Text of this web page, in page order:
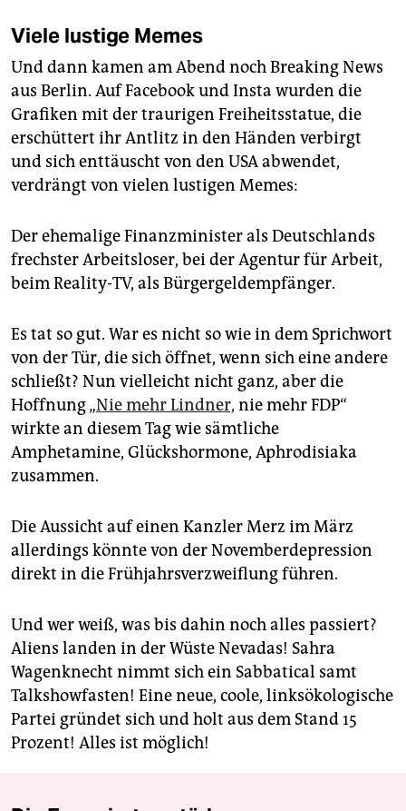
Viele lustige Memes
Und dann kamen am Abend noch Breaking News
aus Berlin. Auf Facebook und Insta wurden die
Grafiken mit der traurigen Freiheitsstatue, die
erschüttert ihr Antlitz in den Händen verbirgt
und sich enttäuscht von den USA abwendet,
verdrängt von vielen lustigen Memes:
Der ehemalige Finanzminister als Deutschlands
frechster Arbeitsloser, bei der Agentur für Arbeit,
beim Reality-TV, als Bürgergeldempfänger.
Es tat so gut. War es nicht so wie in dem Sprichwort
von der Tür, die sich öffnet, wenn sich eine andere
schließt? Nun vielleicht nicht ganz, aber die
Hoffnung „Nie mehr Lindner, nie mehr FDP“
wirkte an diesem Tag wie sämtliche
Amphetamine, Glückshormone, Aphrodisiaka
zusammen.
Die Aussicht auf einen Kanzler Merz im März
allerdings könnte von der Novemberdepression
direkt in die Frühjahrsverzweiflung führen.
Und wer weiß, was bis dahin noch alles passiert?
Aliens landen in der Wüste Nevadas! Sahra
Wagenknecht nimmt sich ein Sabbatical samt
Talkshowfasten! Eine neue, coole, linksökologische
Partei gründet sich und holt aus dem Stand 15
Prozent! Alles ist möglich!